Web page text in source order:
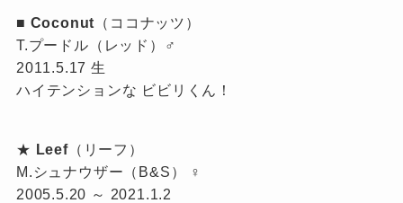
■ Coconut （ココナッツ）
T.プードル（レッド）♂
2011.5.17 生
ハイテンションな ビビリくん！
★ Leef（リーフ）
M.シュナウザー（B&S） ♀
2005.5.20 ～ 2021.1.2